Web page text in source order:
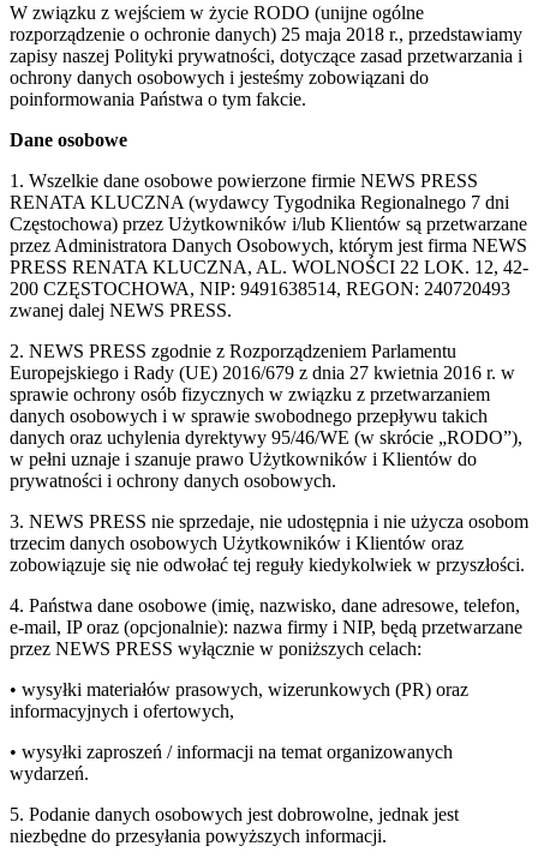
W związku z wejściem w życie RODO (unijne ogólne
rozporządzenie o ochronie danych) 25 maja 2018 r., przedstawiamy
zapisy naszej Polityki prywatności, dotyczące zasad przetwarzania i
ochrony danych osobowych i jesteśmy zobowiązani do
poinformowania Państwa o tym fakcie.
Dane osobowe
1. Wszelkie dane osobowe powierzone firmie NEWS PRESS
RENATA KLUCZNA (wydawcy Tygodnika Regionalnego 7 dni
Częstochowa) przez Użytkowników i/lub Klientów są przetwarzane
przez Administratora Danych Osobowych, którym jest firma NEWS
PRESS RENATA KLUCZNA, AL. WOLNOŚCI 22 LOK. 12, 42-
200 CZĘSTOCHOWA, NIP: 9491638514, REGON: 240720493
zwanej dalej NEWS PRESS.
2. NEWS PRESS zgodnie z Rozporządzeniem Parlamentu
Europejskiego i Rady (UE) 2016/679 z dnia 27 kwietnia 2016 r. w
sprawie ochrony osób fizycznych w związku z przetwarzaniem
danych osobowych i w sprawie swobodnego przepływu takich
danych oraz uchylenia dyrektywy 95/46/WE (w skrócie „RODO”),
w pełni uznaje i szanuje prawo Użytkowników i Klientów do
prywatności i ochrony danych osobowych.
3. NEWS PRESS nie sprzedaje, nie udostępnia i nie użycza osobom
trzecim danych osobowych Użytkowników i Klientów oraz
zobowiązuje się nie odwołać tej reguły kiedykolwiek w przyszłości.
4. Państwa dane osobowe (imię, nazwisko, dane adresowe, telefon,
e-mail, IP oraz (opcjonalnie): nazwa firmy i NIP, będą przetwarzane
przez NEWS PRESS wyłącznie w poniższych celach:
• wysyłki materiałów prasowych, wizerunkowych (PR) oraz
informacyjnych i ofertowych,
• wysyłki zaproszeń / informacji na temat organizowanych
wydarzeń.
5. Podanie danych osobowych jest dobrowolne, jednak jest
niezbędne do przesyłania powyższych informacji.